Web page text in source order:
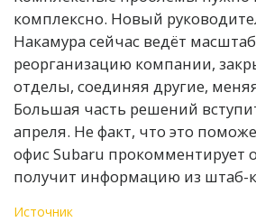
комплексно. Новый
Накамура сейчас ведёт
реорганизацию компании,
отделы, соединяя другие,
Большая часть решений
апреля. Не факт, что это
офис Subaru прокомментирует
получит информацию из штаб-
Источник